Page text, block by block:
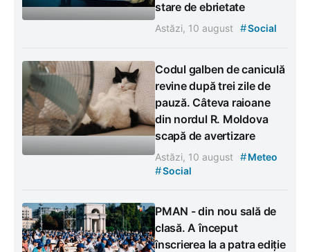
stare de ebrietate
Astăzi, 10 august #Social
Codul galben de caniculă
revine după trei zile de
pauză. Câteva raioane
din nordul R. Moldova
scapă de avertizare
Astăzi, 10 august #Meteo
#Social
PMAN - din nou sală de
clasă. A început
înscrierea la a patra ediție